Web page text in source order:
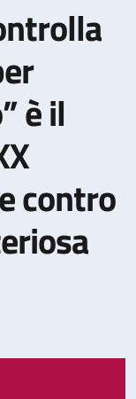
è il
contro